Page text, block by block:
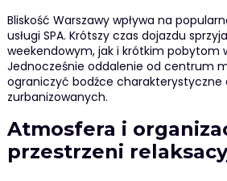
Bliskość Warszawy wpływa na
usługi SPA. Krótszy czas dojazdu
weekendowym, jak i krótkim pobytom
Jednocześnie oddalenie od centrum
ograniczyć bodźce charakterystyczne
zurbanizowanych.
Atmosfera i
przestrzeni